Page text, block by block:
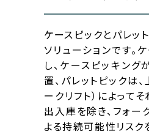
ケースピックとパレ
ソリューションです。
し、ケースピッキン
置、パレットピックは
ークリフト）によって
出入庫を除き、フォ
よる持続可能性リスク